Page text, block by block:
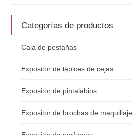
Categorías de productos
Caja de pestañas
Expositor de lápices de cejas
Expositor de pintalabios
Expositor de brochas de maquillaje